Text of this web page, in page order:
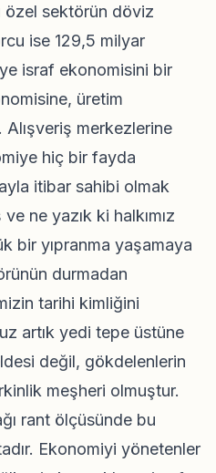
özel sektörün döviz
ise 129,5 milyar
israf ekonomisini bir
üretim
merkezlerine
hiç bir fayda
itibar sahibi olmak
ve ne yazık ki halkımız
bir yıpranma yaşamaya
durmadan
tarihi kimliğini
artık yedi tepe üstüne
değil, gökdelenlerin
meşheri olmuştur.
rant ölçüsünde bu
Ekonomiyi yönetenler